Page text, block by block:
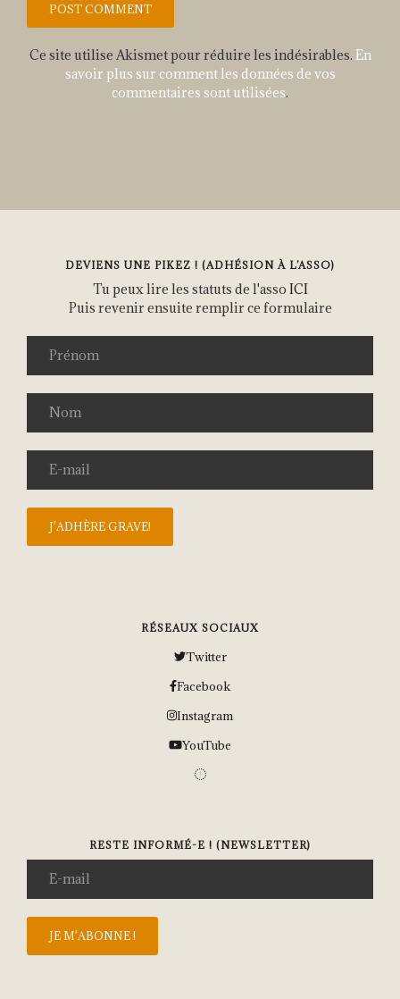
Ce site utilise Akismet pour réduire les indésirables. En
savoir plus sur comment les données de vos
commentaires sont utilisées.
DEVIENS UNE PIKEZ ! (ADHÉSION À L’ASSO)
Tu peux lire les statuts de l'asso ICI
Puis revenir ensuite remplir ce formulaire
RÉSEAUX SOCIAUX
Twitter
Facebook
Instagram
YouTube
RESTE INFORMÉ-E ! (NEWSLETTER)